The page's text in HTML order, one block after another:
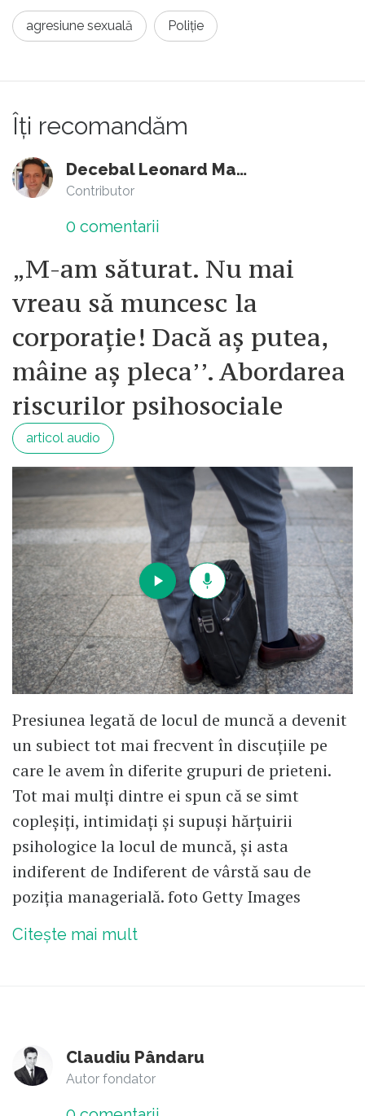
agresiune sexuală Poliție
Îți recomandăm
Decebal Leonard Marin
Contributor
0 comentarii
„M-am săturat. Nu mai
vreau să muncesc la
corporație! Dacă aș putea,
mâine aș pleca’’. Abordarea
riscurilor psihosociale
articol audio
Presiunea legată de locul de muncă a devenit
un subiect tot mai frecvent în discuțiile pe
care le avem în diferite grupuri de prieteni.
Tot mai mulți dintre ei spun că se simt
copleșiți, intimidați și supuși hărțuirii
psihologice la locul de muncă, și asta
indiferent de Indiferent de vârstă sau de
poziția managerială. foto Getty Images
Citește mai mult
Claudiu Pândaru
Autor fondator